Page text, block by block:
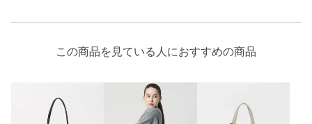
この商品を見ている人におすすめの商品